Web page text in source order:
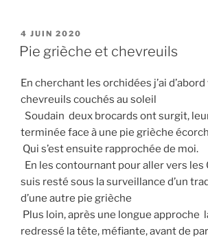
PUBLIÉ
LE
4 JUIN 2020
Pie grièche et chevreuils
En cherchant les orchidées j’ai
chevreuils couchés au soleil
Soudain deux brocards ont surgit,
terminée face à une pie grièche
Qui s’est ensuite rapprochée de moi.
En les contournant pour aller vers les
suis resté sous la surveillance d’un
d’une autre pie grièche
Plus loin, après une longue approche
redressé la tête, méfiante, avant de